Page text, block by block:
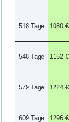
518 Tage 1080 €
548 Tage 1152 €
579 Tage 1224 €
609 Tage 1296 €